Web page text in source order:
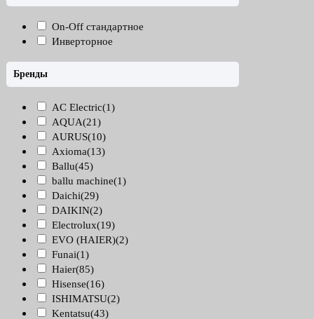
On-Off стандартное
Инверторное
Бренды
AC Electric(1)
AQUA(21)
AURUS(10)
Axioma(13)
Ballu(45)
ballu machine(1)
Daichi(29)
DAIKIN(2)
Electrolux(19)
EVO (HAIER)(2)
Funai(1)
Haier(85)
Hisense(16)
ISHIMATSU(2)
Kentatsu(43)